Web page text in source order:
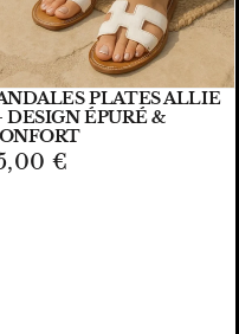
AJOUTER
PLATES ALLIE
ÉPURÉ &
€